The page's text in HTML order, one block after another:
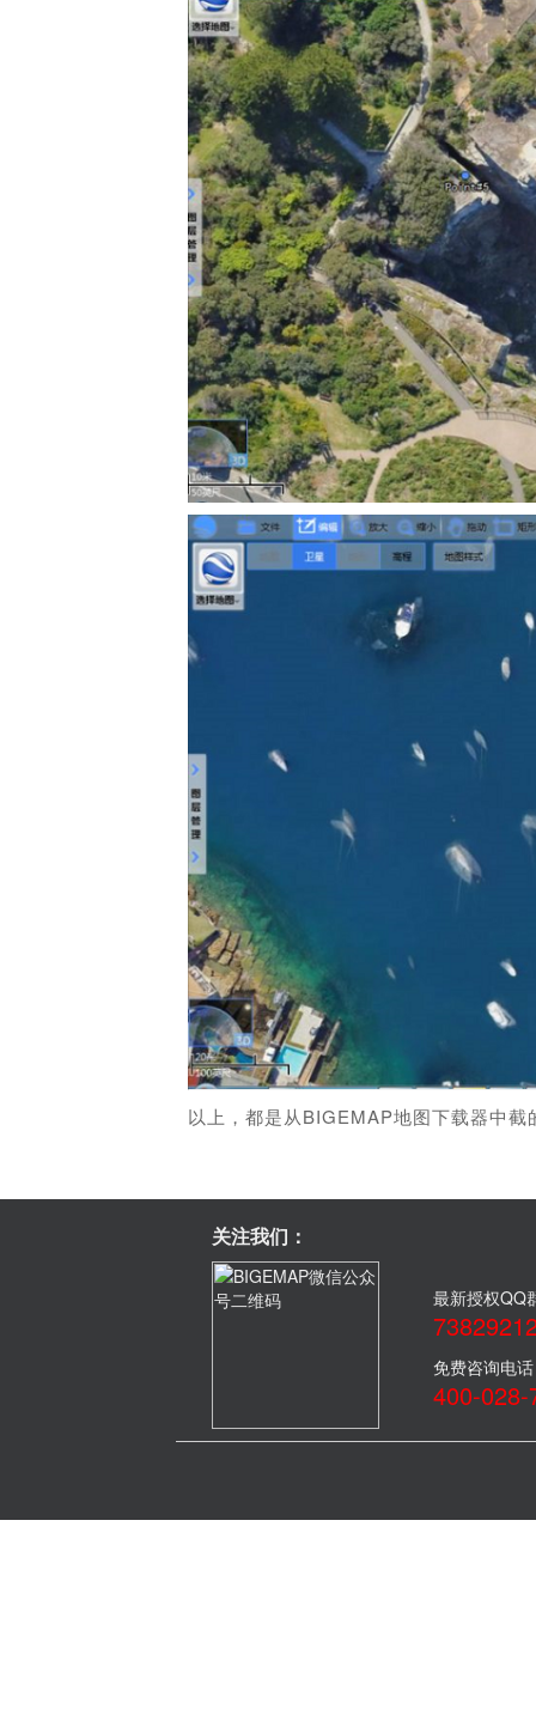
以上，都是从BIGEMAP地图下载器中截
关注我们：
最新授权QQ
免费咨询电话
400-028-